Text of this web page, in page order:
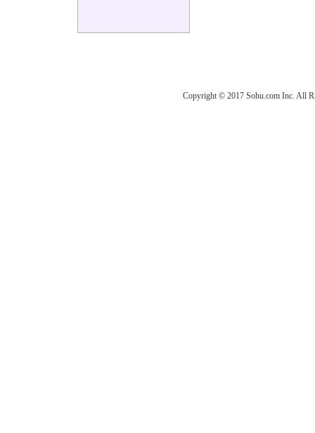
Copyright © 2017 Sohu.com Inc. All